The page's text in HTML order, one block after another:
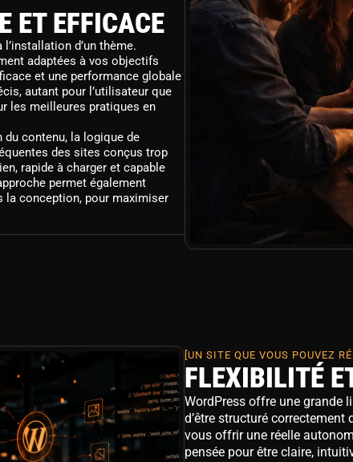
ET EFFICACE
d’un thème.
adaptées à vos objectifs
et une performance globale
autant pour l’utilisateur que
les meilleures pratiques en
du contenu, la logique de
des sites conçus trop
rapide à charger et capable
permet également
la conception, pour maximiser
[UN SITE QUE VOUS POUVEZ
FLEXIBILITÉ
WordPress offre une grande
d’être structuré
vous offrir une réelle
pensée pour être claire,